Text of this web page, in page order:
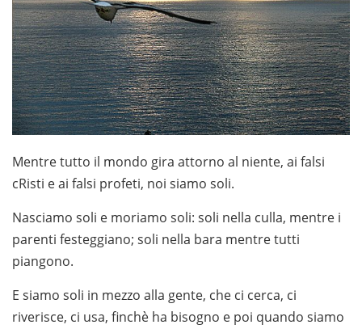
Mentre tutto il mondo gira attorno al niente, ai falsi
cRisti e ai falsi profeti, noi siamo soli.
Nasciamo soli e moriamo soli: soli nella culla, mentre i
parenti festeggiano; soli nella bara mentre tutti
piangono.
E siamo soli in mezzo alla gente, che ci cerca, ci
riverisce, ci usa, finchè ha bisogno e poi quando siamo